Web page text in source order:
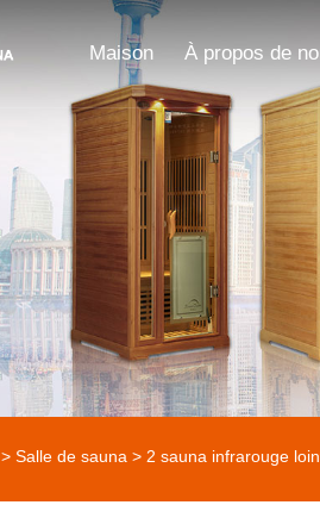
Maison À propos de
>Salle de sauna > 2 sauna infrarouge